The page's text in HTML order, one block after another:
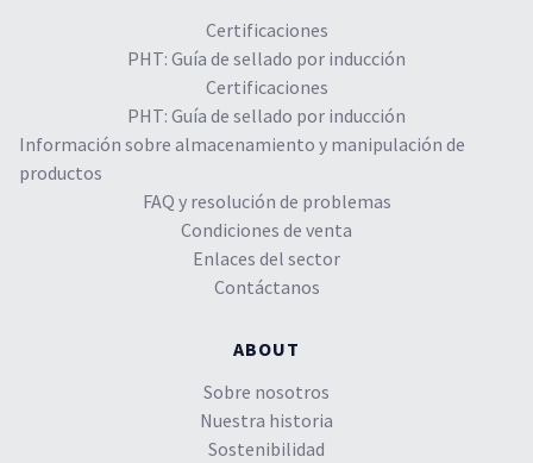
Certificaciones
PHT: Guía de sellado por inducción
Certificaciones
PHT: Guía de sellado por inducción
Información sobre almacenamiento y manipulación de
productos
FAQ y resolución de problemas
Condiciones de venta
Enlaces del sector
Contáctanos
ABOUT
Sobre nosotros
Nuestra historia
Sostenibilidad